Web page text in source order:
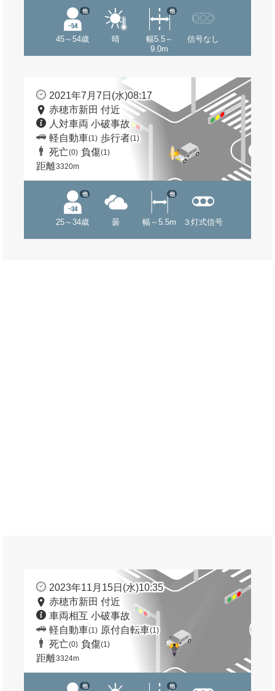
45～54歳
他
晴
幅5.5～
9.0m
他
信号なし
2021年7月7日(水)08:17
赤穂市新田 付近
人対車両 小破事故
軽自動車(1) 歩行者(1)
死亡(0) 負傷(1)
距離3320m
25～34歳
他
曇 幅～5.5m
他
３灯式信号
2023年11月15日(水)10:35
赤穂市新田 付近
車両相互 小破事故
軽自動車(1) 原付自転車(1)
死亡(0) 負傷(1)
距離3324m
他 他